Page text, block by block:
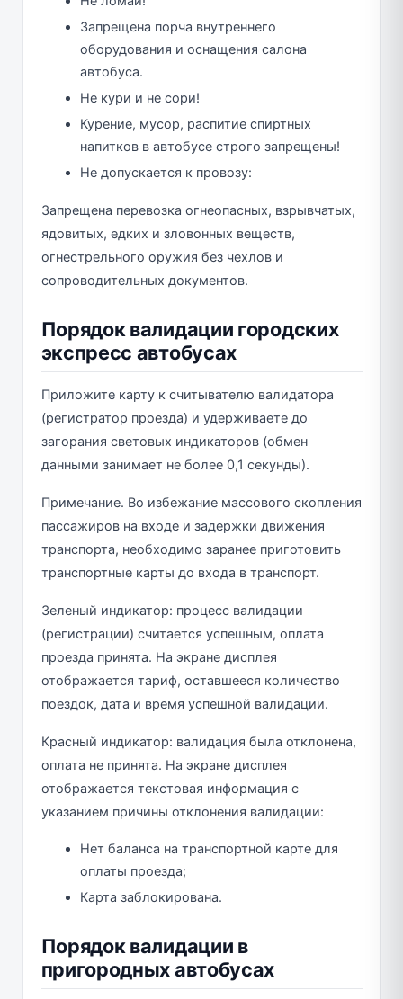
Запрещена порча внутреннего
оборудования и оснащения салона
автобуса.
Не кури и не сори!
Курение, мусор, распитие спиртных
напитков в автобусе строго запрещены!
Не допускается к провозу:
Запрещена перевозка огнеопасных, взрывчатых,
ядовитых, едких и зловонных веществ,
огнестрельного оружия без чехлов и
сопроводительных документов.
Порядок валидации городских
экспресс автобусах
Приложите карту к считывателю валидатора
(регистратор проезда) и удерживаете до
загорания световых индикаторов (обмен
данными занимает не более 0,1 секунды).
Примечание. Во избежание массового скопления
пассажиров на входе и задержки движения
транспорта, необходимо заранее приготовить
транспортные карты до входа в транспорт.
Зеленый индикатор: процесс валидации
(регистрации) считается успешным, оплата
проезда принята. На экране дисплея
отображается тариф, оставшееся количество
поездок, дата и время успешной валидации.
Красный индикатор: валидация была отклонена,
оплата не принята. На экране дисплея
отображается текстовая информация с
указанием причины отклонения валидации:
Нет баланса на транспортной карте для
оплаты проезда;
Карта заблокирована.
Порядок валидации в
пригородных автобусах